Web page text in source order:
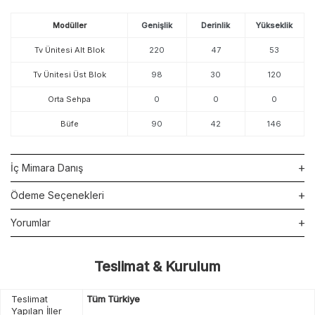
Modüller Genişlik Derinlik Yükseklik
Tv Ünitesi Alt Blok 220 47 53
Tv Ünitesi Üst Blok 98 30 120
Orta Sehpa 0 0 0
Büfe 90 42 146
İç Mimara Danış
Ödeme Seçenekleri
Yorumlar
Teslimat & Kurulum
Teslimat
Yapılan İller
Tüm Türkiye